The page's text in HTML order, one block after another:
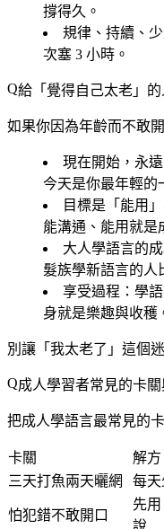
撐得久。
規律、持續、
次塞 3 小時。
給「覺得自己太老」的
如果你因為年齡而不敢
現在開始，永
今天是你最年輕的
目標是「能用
能溝通、能用就是
大人學語言的
髮族學新語言的人
享受過程 ：學
身就是樂趣與收穫
別讓「我太老了」這個
成人學習者常見的卡
把成人學語言最常見的
卡關
解方
三天打魚兩天曬網
每天
怕犯錯不敢開口
先
說